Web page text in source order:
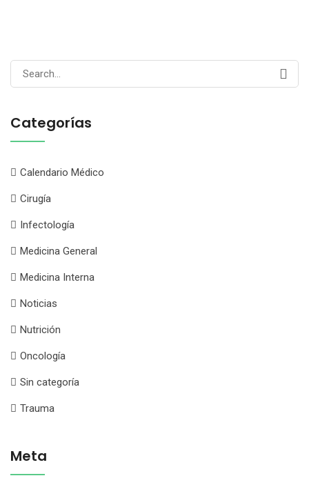
Search
for:
Categorías
Calendario Médico
Cirugía
Infectología
Medicina General
Medicina Interna
Noticias
Nutrición
Oncología
Sin categoría
Trauma
Meta